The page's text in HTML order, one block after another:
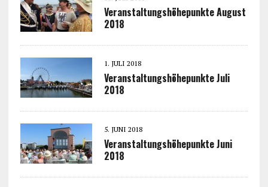
Veranstaltungshöhepunkte August
2018
1. JULI 2018
Veranstaltungshöhepunkte Juli
2018
5. JUNI 2018
Veranstaltungshöhepunkte Juni
2018